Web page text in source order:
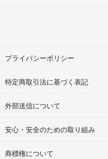
プライバシーポリシー
特定商取引法に基づく表記
外部送信について
安心・安全のための取り組み
商標権について